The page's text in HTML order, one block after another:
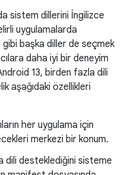
sistem dillerini İngilizce
uygulamalarda
başka diller de seçmek
daha iyi bir deneyim
13, birden fazla dili
aşağıdaki özellikleri
her uygulama için
merkezi bir konum.
dili desteklediğini sisteme